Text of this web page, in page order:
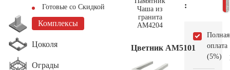
Готовые со Скидкой
Комплексы
Цоколя
Ограды
Цветник АМ5101
:
Полная
оплата
(5%)